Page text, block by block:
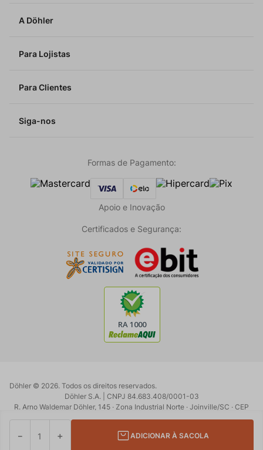
＋
－ ADICIONAR À SACOLA
A Döhler
Para Lojistas
Para Clientes
Siga-nos
Formas de Pagamento:
Apoio e Inovação
Certificados e Segurança:
Döhler © 2026. Todos os direitos reservados.
Döhler S.A. | CNPJ 84.683.408/0001-03
R. Arno Waldemar Döhler, 145 · Zona Industrial Norte · Joinville/SC · CEP
89219-902